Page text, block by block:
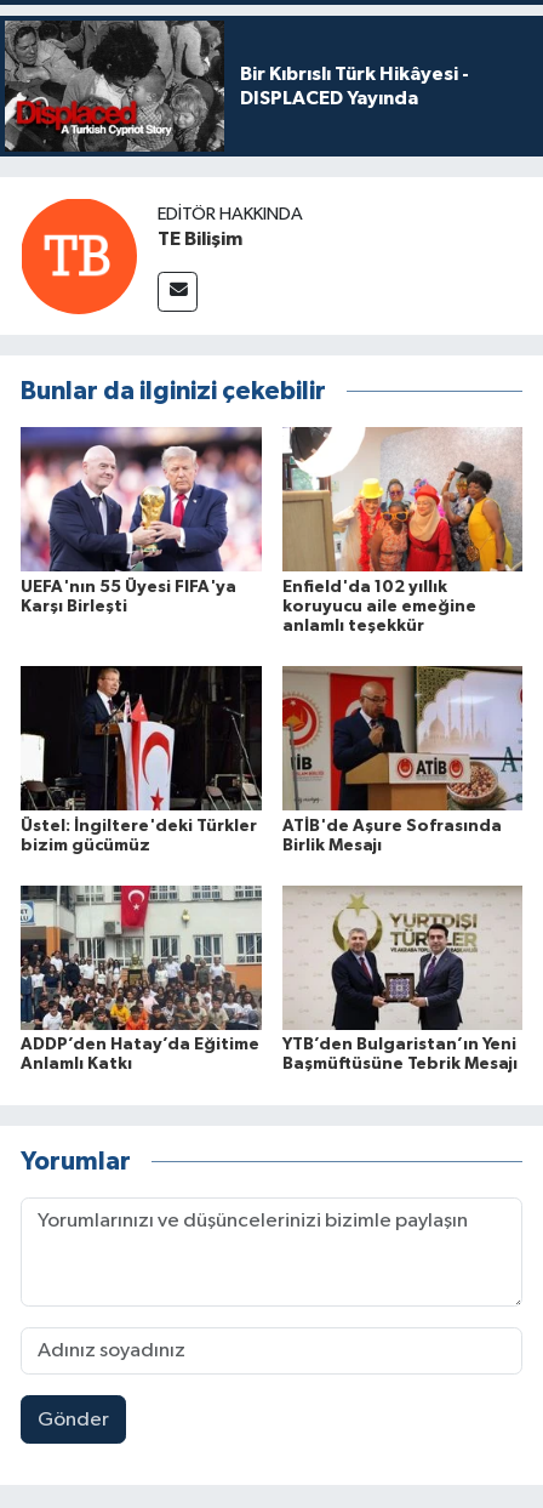
Bir Kıbrıslı Türk Hikâyesi -
DISPLACED Yayında
EDITÖR HAKKINDA
TE Bilişim
Bunlar da ilginizi çekebilir
UEFA'nın 55 Üyesi FIFA'ya
Karşı Birleşti
Enfield'da 102 yıllık
koruyucu aile emeğine
anlamlı teşekkür
Üstel: İngiltere'deki Türkler
bizim gücümüz
ATİB'de Aşure Sofrasında
Birlik Mesajı
ADDP’den Hatay’da Eğitime
Anlamlı Katkı
YTB’den Bulgaristan’ın Yeni
Başmüftüsüne Tebrik Mesajı
Yorumlar
Gönder